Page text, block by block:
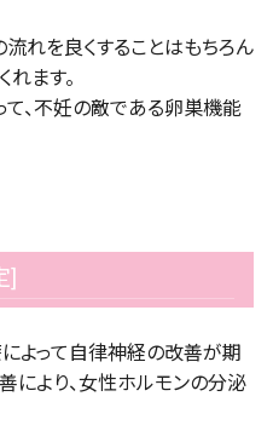
流れを良くすることはもちろん
れます。
、不妊の敵である卵巣機能
]
よって自律神経の改善が期
により、女性ホルモンの分泌